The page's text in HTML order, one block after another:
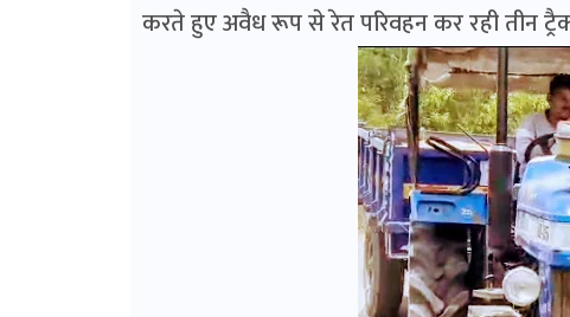
करते हुए अवैध रूप से रेत परिवहन कर रही तीन